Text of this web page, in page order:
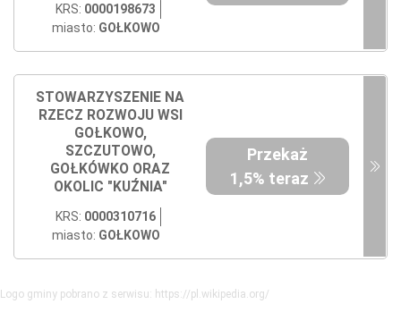
KRS: 0000198673
miasto: GOŁKOWO
STOWARZYSZENIE NA
RZECZ ROZWOJU WSI
GOŁKOWO,
SZCZUTOWO,
GOŁKÓWKO ORAZ
OKOLIC "KUŹNIA"
KRS: 0000310716
miasto: GOŁKOWO
Przekaż
1,5% teraz
Logo gminy pobrano z serwisu: https://pl.wikipedia.org/